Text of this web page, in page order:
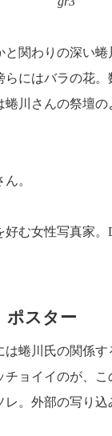
と関わりの深い
らにはバラの花
蜷川さんの祭壇
。
好む女性写真家
ポスター
は蜷川氏の関係
チョイイのが、こ
レ。外部の写り